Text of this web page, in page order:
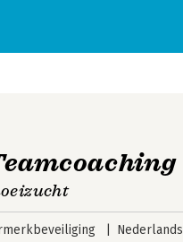
Nederlands
Personen